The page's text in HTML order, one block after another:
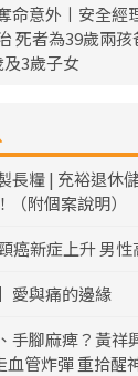
命意外丨安全經
死者為39歲兩孩
3歲子女
長糧 | 充裕退休
（附個案說明）
癌新症上升 男性
愛與痛的邊緣
手腳麻痺？黃祥
血管炸彈 重拾醒